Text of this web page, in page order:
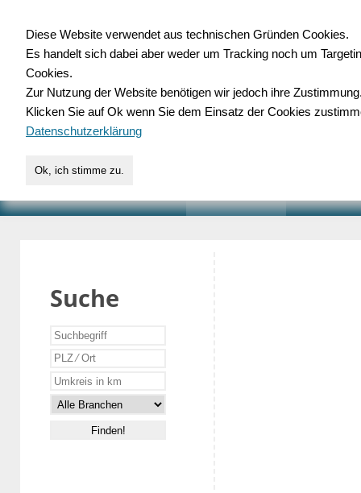
für Handwerk,
Suche
Diese Website verwendet aus technischen Gründen Cookies.
Es handelt sich dabei aber weder um Tracking noch um
Cookies.
Zur Nutzung der Website benötigen wir jedoch ihre
Klicken Sie auf Ok wenn Sie dem Einsatz der Cookies
Datenschutzerklärung
Ok, ich stimme zu.